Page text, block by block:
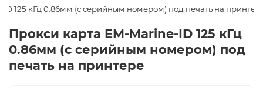
125 кГц 0.86мм (с серийным номером) под печать на
Прокси карта EM-Marine-ID 125 кГц
0.86мм (с серийным номером) под
печать на принтере